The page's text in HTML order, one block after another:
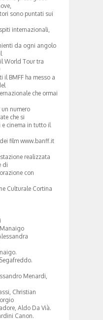
sono puntati sui
internazionali,
da ogni angolo
World Tour tra
il BMFF ha messo a
che ormai
numero
che si
cinema in tutto il
film www.banff.it
realizzata
di
con
Culturale Cortina
Menardi,
Christian
Aldo Da Vià.
Canon.